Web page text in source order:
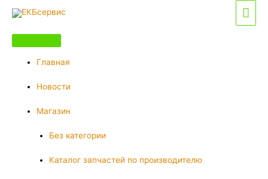
Перейти
содержимому
Главная
Новости
Магазин
Без категории
Каталог запчастей по производителю